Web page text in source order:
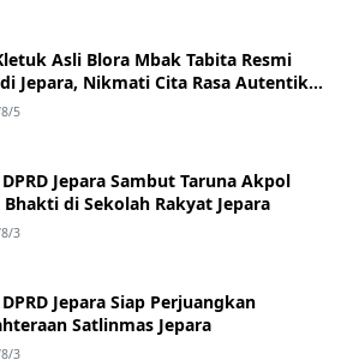
Asli Blora Mbak Tabita Resmi
Jepara, Nikmati Cita Rasa Autentik
Ribu
5
Jepara Sambut Taruna Akpol
di Sekolah Rakyat Jepara
3
Jepara Siap Perjuangkan
Satlinmas Jepara
3